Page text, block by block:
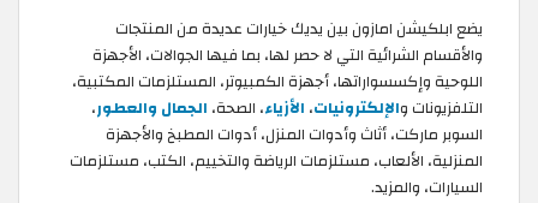
يضع ابلكيشن امازون بين يديك خيارات عديدة من المنتجات
والأقسام الشرائية التي لا حصر لها، بما فيها الجوالات، الأجهزة
اللوحية وإكسسواراتها، أجهزة الكمبيوتر، المستلزمات المكتبية،
التلفزيونات والإلكترونيات، الأزياء، الصحة، الجمال والعطور،
السوبر ماركت، أثاث وأدوات المنزل، أدوات المطبخ والأجهزة
المنزلية، الألعاب، مستلزمات الرياضة والتخييم، الكتب، مستلزمات
السيارات، والمزيد.